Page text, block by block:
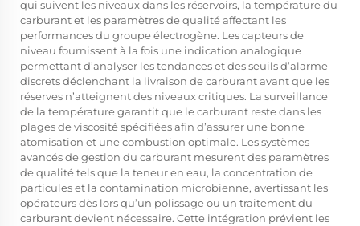
qui suivent les niveaux dans les réservoirs, la température du
carburant et les paramètres de qualité affectant les
performances du groupe électrogène. Les capteurs de
niveau fournissent à la fois une indication analogique
permettant d’analyser les tendances et des seuils d’alarme
discrets déclenchant la livraison de carburant avant que les
réserves n’atteignent des niveaux critiques. La surveillance
de la température garantit que le carburant reste dans les
plages de viscosité spécifiées afin d’assurer une bonne
atomisation et une combustion optimale. Les systèmes
avancés de gestion du carburant mesurent des paramètres
de qualité tels que la teneur en eau, la concentration de
particules et la contamination microbienne, avertissant les
opérateurs dès lors qu’un polissage ou un traitement du
carburant devient nécessaire. Cette intégration prévient les